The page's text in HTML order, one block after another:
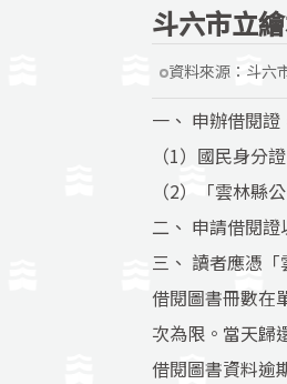
斗六市立
資料來源： 斗六
一、 申辦借閱
（1）國民身分
（2）「雲林縣
二、 申請借閱
三、 讀者應憑
借閱圖書冊數在
次為限。當天歸
借閱圖書資料逾